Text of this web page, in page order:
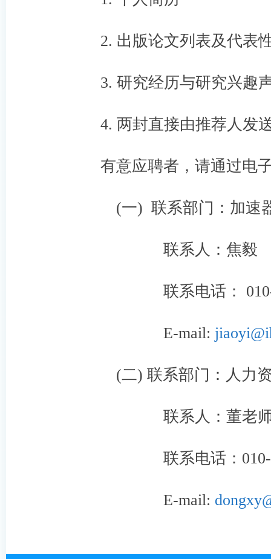
2. 出版论文列表及代表
3. 研究经历与研究兴趣
4. 两封直接由推荐人发
有意应聘者，请通过电
(一) 联系部门：加速
联系人：焦毅
联系电话： 010-
E-mail:
(二) 联系部门：人力
联系人：董老
联系电话：010-
E-mail: